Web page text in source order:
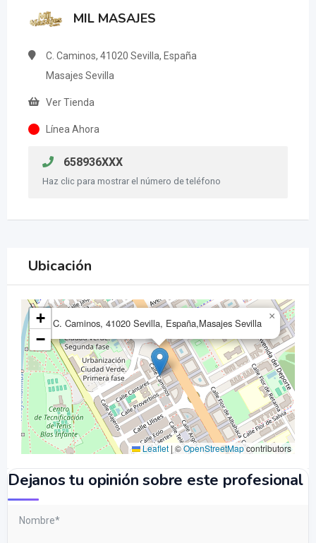
MIL MASAJES
C. Caminos, 41020 Sevilla, España
Masajes Sevilla
Ver Tienda
Línea Ahora
658936XXX
Haz clic para mostrar el número de teléfono
Ubicación
C. Caminos, 41020 Sevilla, España,Masajes Sevilla
×
+
−
Leaflet | ©OpenStreetMapcontributors
Dejanos tu opinión sobre este profesional